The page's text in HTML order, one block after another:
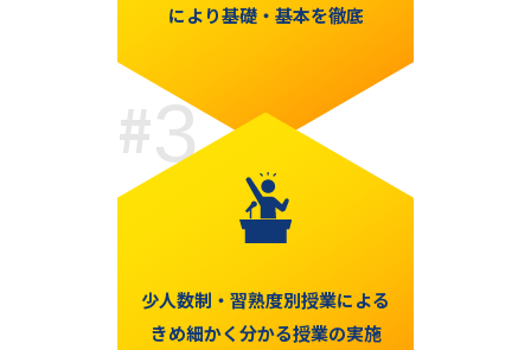
により基礎・基本を徹底
3
少人数制・習熟度別授業による
きめ細かく分かる授業の実施